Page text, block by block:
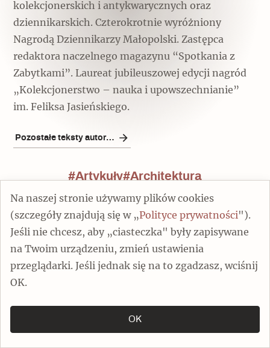
Na naszej stronie używamy plików cookies
(szczegóły znajdują się w „Polityce prywatności").
Jeśli nie chcesz, aby „ciasteczka" były zapisywane
na Twoim urządzeniu, zmień ustawienia
przeglądarki. Jeśli jednak się na to zgadzasz, wciśnij
OK.
OK
kolekcjonerskich i antykwarycznych oraz
dziennikarskich. Czterokrotnie wyróżniony
Nagrodą Dziennikarzy Małopolski. Zastępca
redaktora naczelnego magazynu “Spotkania z
Zabytkami”. Laureat jubileuszowej edycji nagród
„Kolekcjonerstwo – nauka i upowszechnianie”
im. Feliksa Jasieńskiego.
Pozostałe teksty autora/ki
#Artykuły#Architektura
#Dziedzictwo na co dzień
#Jedźmy w Polskę!#architektura
#polskiemiasta#sztuka#urbanistyka
#zabytek ma nie jedno imie